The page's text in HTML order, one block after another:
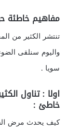
مفاهيم خاطئة
تنتشر الكثير من
سويا .
اولا : تناول
خاطئ :
كيف يحدث مرض